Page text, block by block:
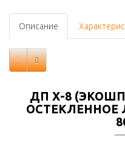
Описание
ДП Х-8
ОСТЕКЛЕННОЕ